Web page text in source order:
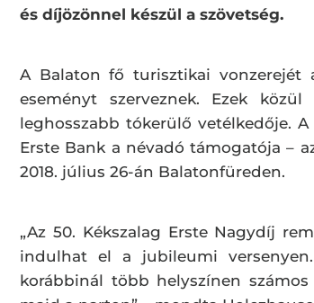
és díjözönnel készül a szövetség.
A Balaton fő turisztikai
eseményt szerveznek. Ezek
leghosszabb tókerülő vetélkedője.
Erste Bank a névadó támogatója –
2018. július 26-án Balatonfüreden.
„Az 50. Kékszalag Erste Nagydíj
indulhat el a jubileumi
korábbinál több helyszínen